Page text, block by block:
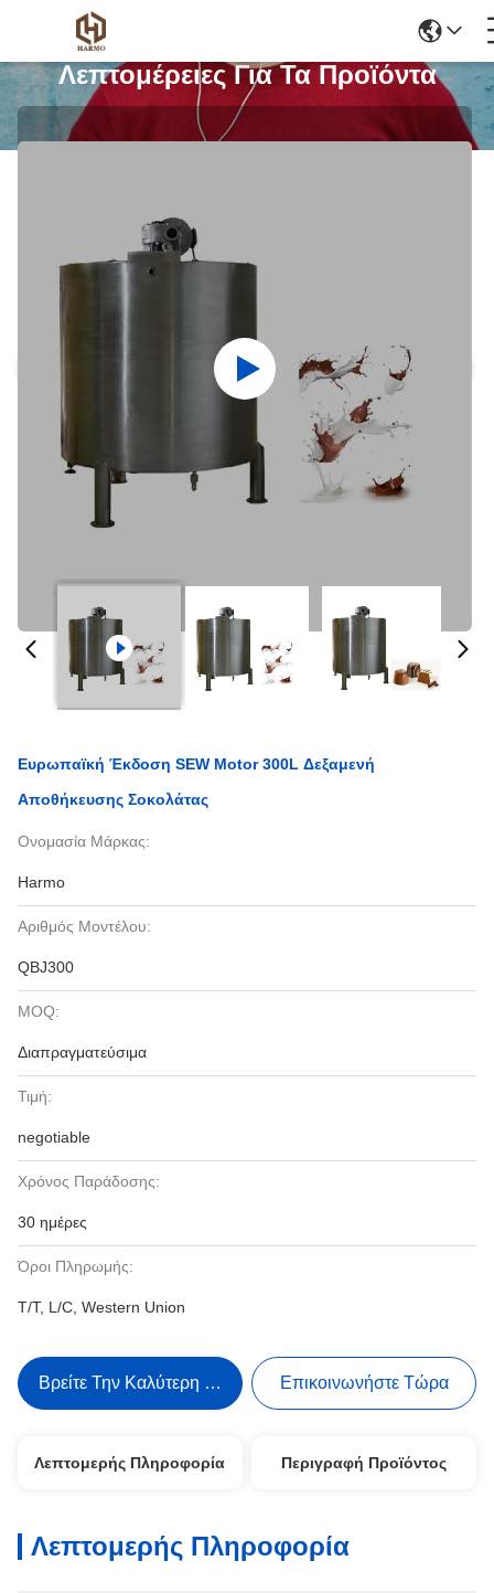
Λεπτομέρειες Για Τα Προϊόντα
Ευρωπαϊκή Έκδοση SEW Motor 300L Δεξαμενή
Αποθήκευσης Σοκολάτας
Ονομασία Μάρκας:
Harmo
Αριθμός Μοντέλου:
QBJ300
MOQ:
Διαπραγματεύσιμα
Τιμή:
negotiable
Χρόνος Παράδοσης:
30 ημέρες
Όροι Πληρωμής:
T/T, L/C, Western Union
Βρείτε Την Καλύτερη Τιμή Επικοινωνήστε Τώρα
Λεπτομερής Πληροφορία Περιγραφή Προϊόντος
Λεπτομερής Πληροφορία